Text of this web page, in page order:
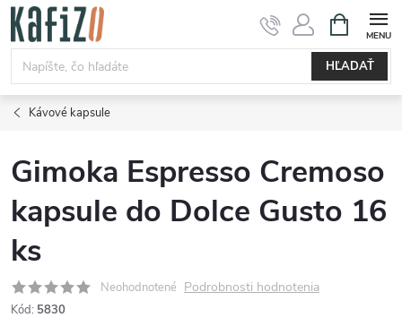
Prejsť
obsah
HĽADAŤ
KOŠÍK
Kávové kapsule
Gimoka Espresso Cremoso
kapsule do Dolce Gusto 16
ks
Neohodnotené Podrobnosti hodnotenia
Kód: 5830